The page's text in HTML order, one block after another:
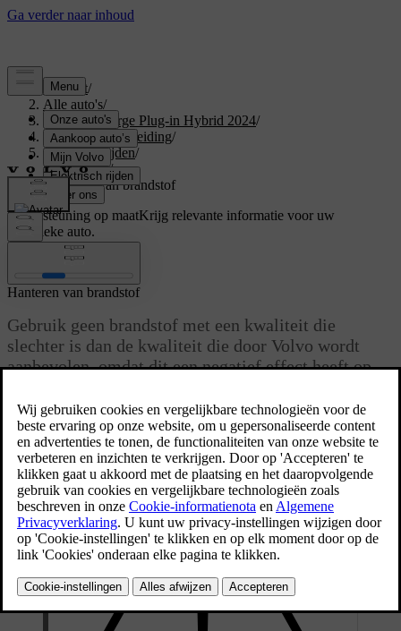
Support/
Alle auto's/
XC40 Recharge Plug-in Hybrid 2024/
Gebruikershandleiding/
Starten en rijden/
Brandstof/
Hanteren van brandstof
Ondersteuning op maatKrijg relevante informatie voor uw
specifieke auto.
Bijgewerkt 16/03/2023
Hanteren van brandstof
Gebruik geen brandstof met een kwaliteit die
slechter is dan de kwaliteit die door Volvo wordt
aanbevolen, omdat dit een negatief effect heeft op